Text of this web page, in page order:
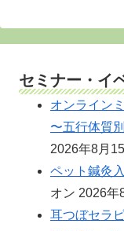
セミナー・イ
オンライン
〜五行体質
2026年8月
ペット鍼灸
オン 2026年
耳つぼセラ